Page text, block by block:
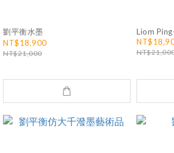
劉平衡水墨
NT$18,900
NT$21,000
Liom